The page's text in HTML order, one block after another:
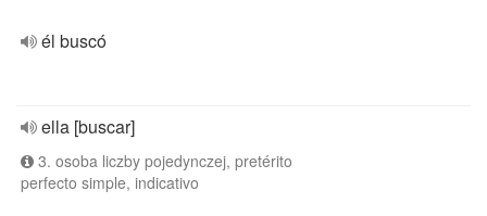
él buscó
ella [buscar]
3. osoba liczby pojedynczej, pretérito
perfecto simple, indicativo